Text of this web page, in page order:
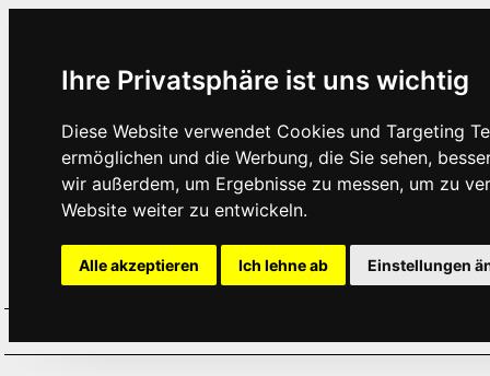
Ihre Privatsphäre ist uns wichtig
Diese Website verwendet Cookies und Targeting
ermöglichen und die Werbung, die Sie sehen,
wir außerdem, um Ergebnisse zu messen, um zu
Website weiter zu entwickeln.
Alle akzeptieren Ich lehne ab Einstellungen